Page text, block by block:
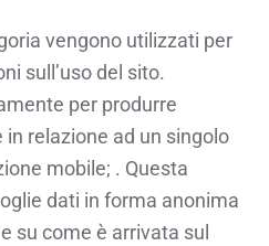
vengono utilizzati per
sull’uso del sito.
per produrre
relazione ad un singolo
mobile; . Questa
dati in forma anonima
su come è arrivata sul